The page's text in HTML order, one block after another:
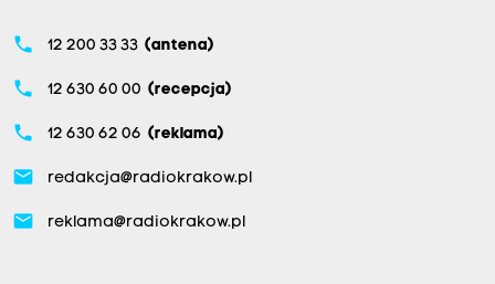
phone 12 200 33 33 (antena)
phone 12 630 60 00 (recepcja)
phone 12 630 62 06 (reklama)
email redakcja@radiokrakow.pl
email reklama@radiokrakow.pl